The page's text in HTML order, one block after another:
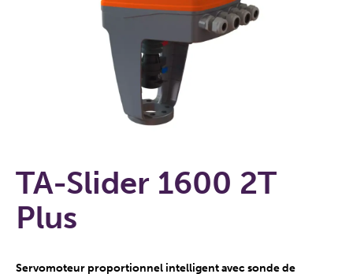
TA-Slider 1600 2T
Plus
Servomoteur proportionnel intelligent avec sonde de